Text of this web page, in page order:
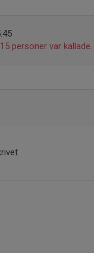
personer var kallade.